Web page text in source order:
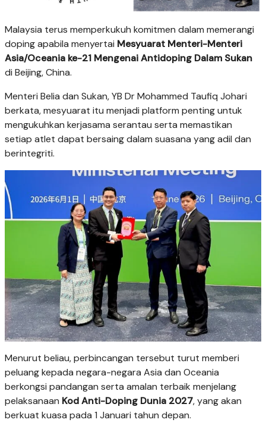
Malaysia terus memperkukuh komitmen dalam memerangi
doping apabila menyertai Mesyuarat Menteri-Menteri
Asia/Oceania ke-21 Mengenai Antidoping Dalam Sukan
di Beijing, China.
Menteri Belia dan Sukan, YB Dr Mohammed Taufiq Johari
berkata, mesyuarat itu menjadi platform penting untuk
mengukuhkan kerjasama serantau serta memastikan
setiap atlet dapat bersaing dalam suasana yang adil dan
berintegriti.
Menurut beliau, perbincangan tersebut turut memberi
peluang kepada negara-negara Asia dan Oceania
berkongsi pandangan serta amalan terbaik menjelang
pelaksanaan Kod Anti-Doping Dunia 2027, yang akan
berkuat kuasa pada 1 Januari tahun depan.